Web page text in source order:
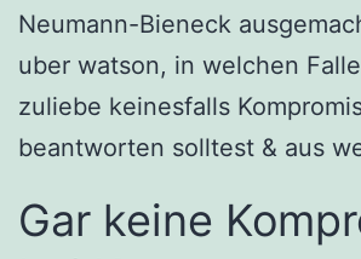
Neumann-Bieneck
uber watson, in welchen
zuliebe keinesfalls
beantworten solltest & aus
Gar keine